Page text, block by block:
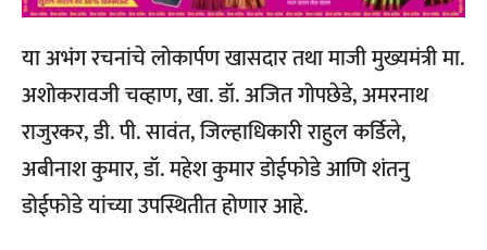
या अभंग रचनांचे लोकार्पण खासदार तथा माजी मुख्यमंत्री मा.
अशोकरावजी चव्हाण, खा. डॉ. अजित गोपछेडे, अमरनाथ
राजुरकर, डी. पी. सावंत, जिल्हाधिकारी राहुल कर्डिले,
अबीनाश कुमार, डॉ. महेश कुमार डोईफोडे आणि शंतनु
डोईफोडे यांच्या उपस्थितीत होणार आहे.